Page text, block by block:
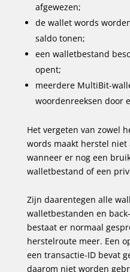
afgewezen;
de wallet words
saldo tonen;
een walletbestand
opent;
meerdere MultiBit-
woordenreeksen door
Het vergeten van zowel
words maakt herstel
wanneer er nog een
walletbestand of een
Zijn daarentegen alle
walletbestanden en
bestaat er normaal
herstelroute meer. Een
een transactie-ID bevat
daarom niet worden